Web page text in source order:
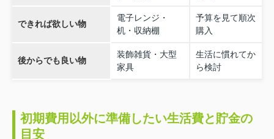
できれば欲しい物
電子レンジ・
机・収納棚
予算を見て順次
購入
後からでも良い物
装飾雑貨・大型
家具
生活に慣れてか
ら検討
初期費用以外に準備したい生活費と貯金の
目安